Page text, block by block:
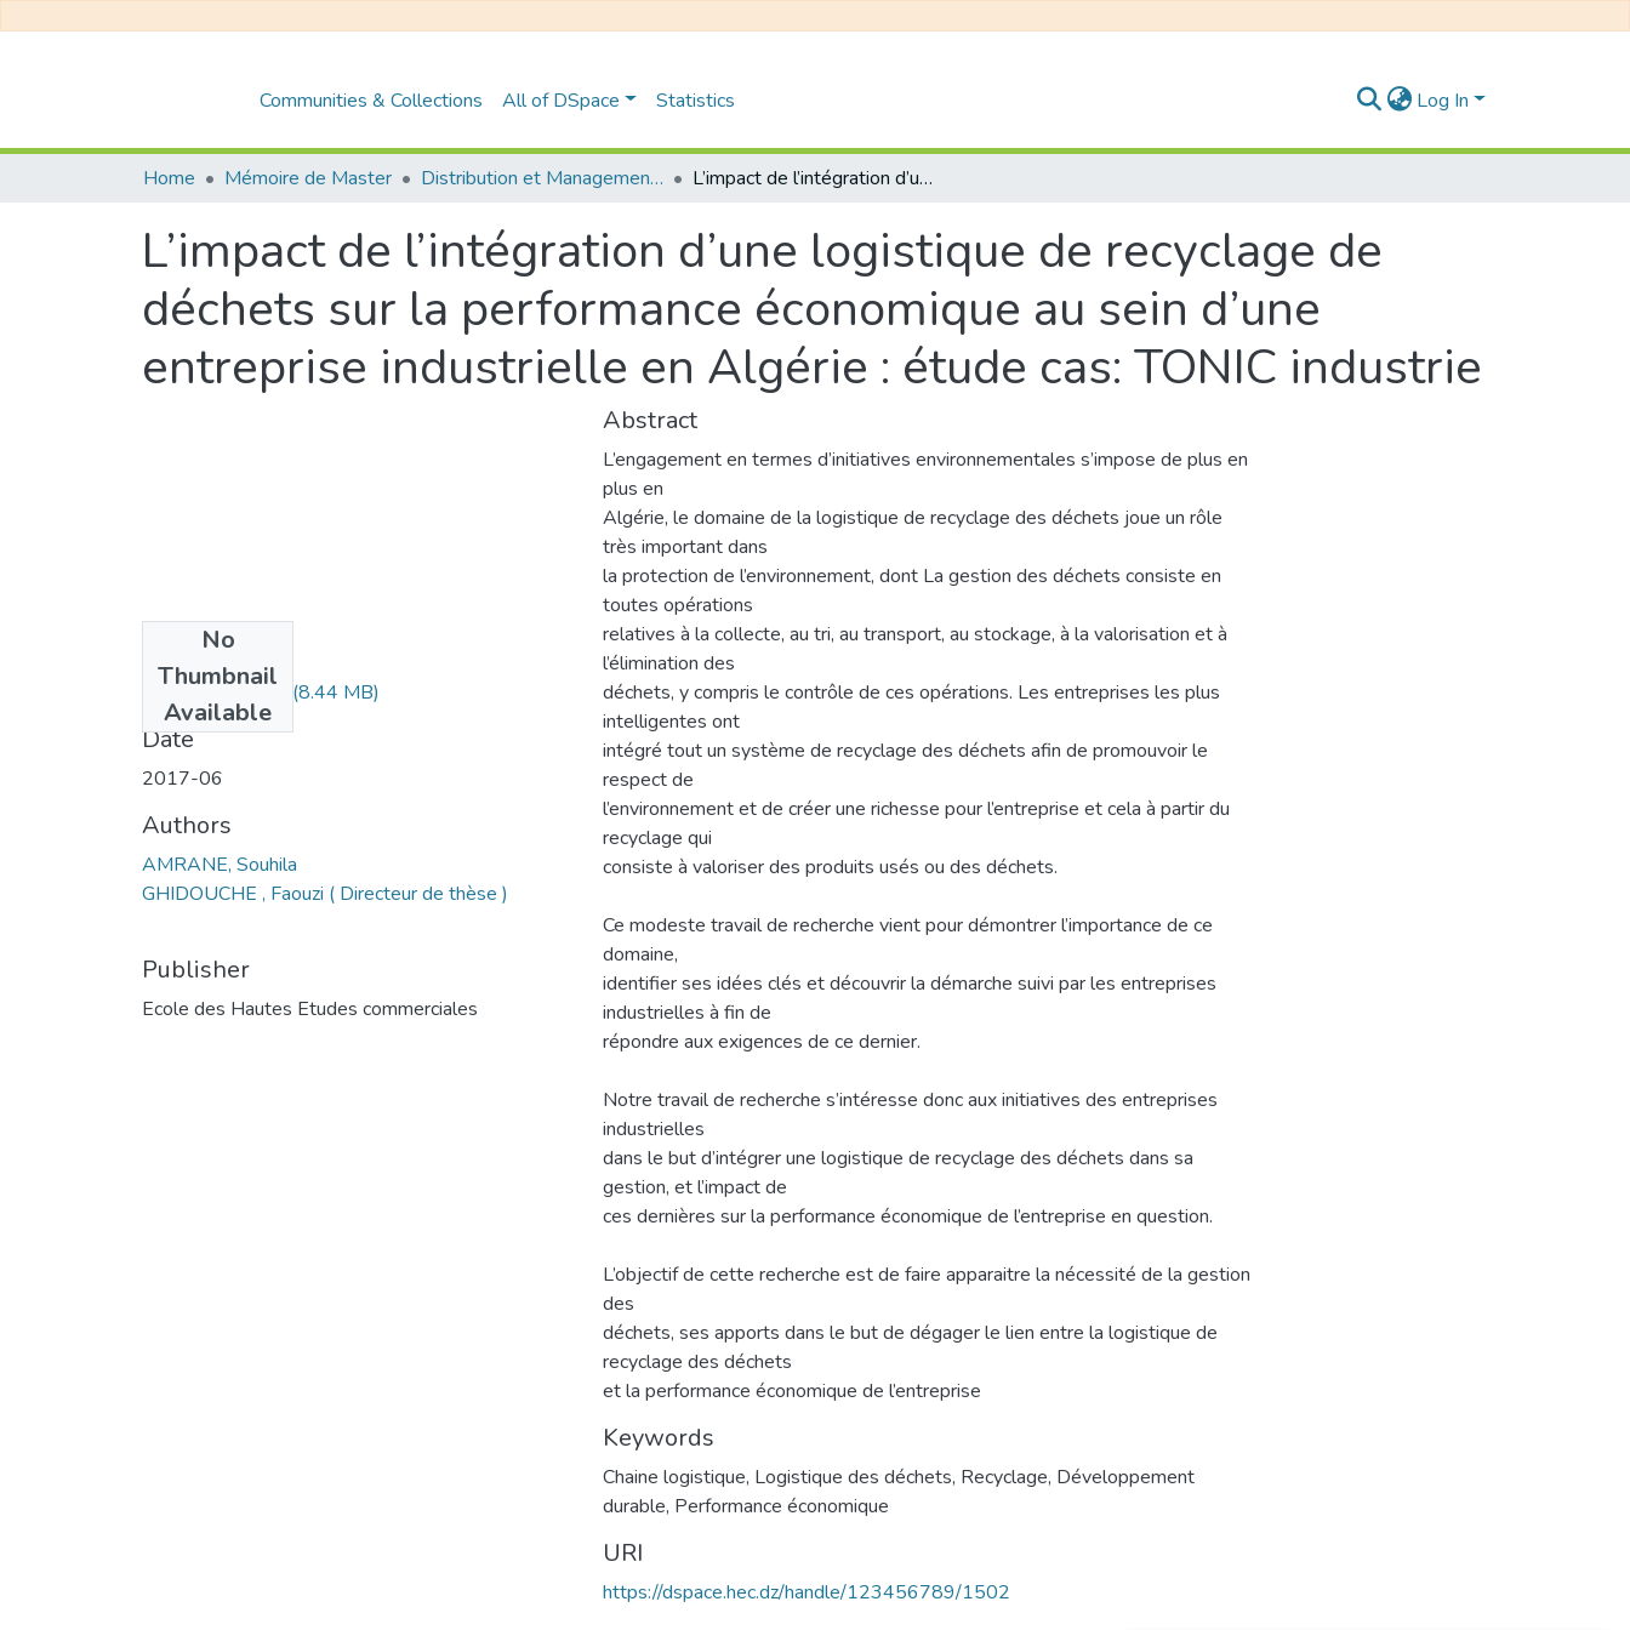
Communities & Collections All of DSpace Statistics Log In
Home Mémoire de Master Distribution et Management de la Chaîne Logistique L’impact de l’intégration d’une logistique de recyclage de déchets sur la performance économique au sein d’une entreprise industrielle en Algérie : étude cas: TONIC industrie
L’impact de l’intégration d’une logistique de recyclage de
déchets sur la performance économique au sein d’une
entreprise industrielle en Algérie : étude cas: TONIC industrie
No
Thumbnail
Available
MS1.185-16.pdf (8.44 MB)
Date
2017-06
Authors
AMRANE, Souhila
GHIDOUCHE , Faouzi ( Directeur de thèse )
Publisher
Ecole des Hautes Etudes commerciales
Abstract
L’engagement en termes d’initiatives environnementales s’impose de plus en
plus en
Algérie, le domaine de la logistique de recyclage des déchets joue un rôle
très important dans
la protection de l’environnement, dont La gestion des déchets consiste en
toutes opérations
relatives à la collecte, au tri, au transport, au stockage, à la valorisation et à
l’élimination des
déchets, y compris le contrôle de ces opérations. Les entreprises les plus
intelligentes ont
intégré tout un système de recyclage des déchets afin de promouvoir le
respect de
l’environnement et de créer une richesse pour l’entreprise et cela à partir du
recyclage qui
consiste à valoriser des produits usés ou des déchets.
Ce modeste travail de recherche vient pour démontrer l’importance de ce
domaine,
identifier ses idées clés et découvrir la démarche suivi par les entreprises
industrielles à fin de
répondre aux exigences de ce dernier.
Notre travail de recherche s’intéresse donc aux initiatives des entreprises
industrielles
dans le but d’intégrer une logistique de recyclage des déchets dans sa
gestion, et l’impact de
ces dernières sur la performance économique de l’entreprise en question.
L’objectif de cette recherche est de faire apparaitre la nécessité de la gestion
des
déchets, ses apports dans le but de dégager le lien entre la logistique de
recyclage des déchets
et la performance économique de l’entreprise
Keywords
Chaine logistique, Logistique des déchets, Recyclage, Développement
durable, Performance économique
URI
https://dspace.hec.dz/handle/123456789/1502